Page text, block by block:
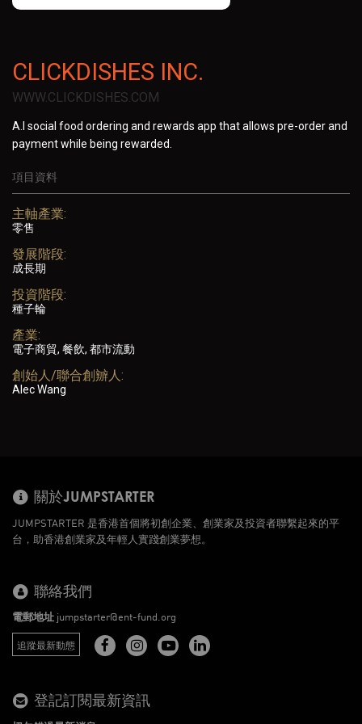
CLICKDISHES INC.
WWW.CLICKDISHES.COM
A.I social food ordering and rewards app that allows pre-order and
payment while being rewarded.
項目資料
主軸產業:
零售
發展階段:
成長期
投資階段:
種子輪
產業:
電子商貿, 餐飲, 都市流動
創始人/聯合創辧人:
Alec Wang
關於JUMPSTARTER
JUMPSTARTER 是香港首個將初創企業、創業家及投資者聯繫起來的平
台，助香港創業家及年輕人實踐創業夢想。
聯絡我們
電郵地址 jumpstarter@ent-fund.org
追蹤最新動態
登記訂閱最新資訊